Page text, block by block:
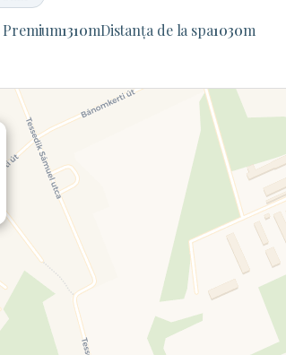
Premium1310mDistanța de la spa1030m